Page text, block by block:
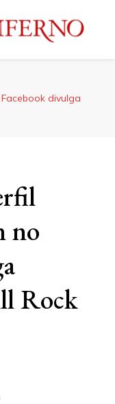
divulga
no
Rock